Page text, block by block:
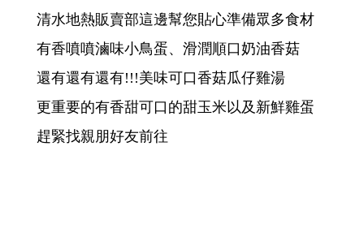
清水地熱販賣部這邊幫您貼心準備眾多食材
有香噴噴滷味小鳥蛋、滑潤順口奶油香菇
還有還有還有!!!美味可口香菇瓜仔雞湯
更重要的有香甜可口的甜玉米以及新鮮雞蛋
趕緊找親朋好友前往